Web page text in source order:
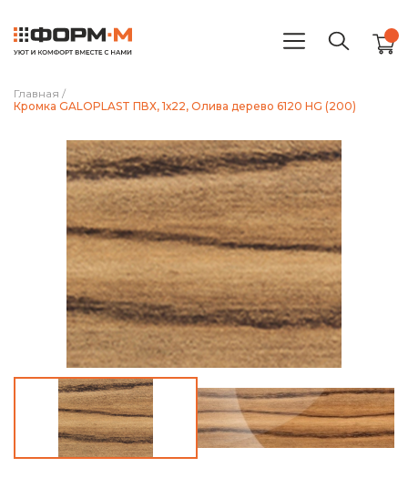
Главная /
Кромка GALOPLAST ПВХ, 1х22, Олива дерево 6120 HG (200)